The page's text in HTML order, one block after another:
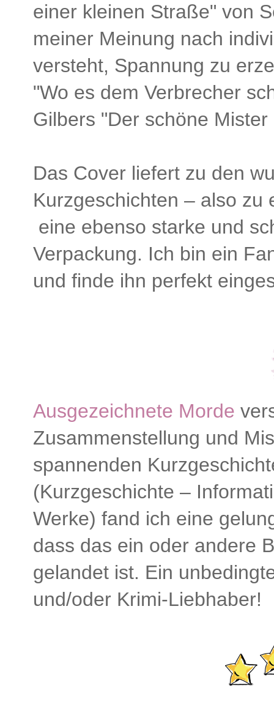
einer kleinen Straße" von
meiner Meinung nach
versteht, Spannung zu
"Wo es dem Verbrecher
Gilbers "Der schöne
Das Cover liefert zu den
Kurzgeschichten – also zu
eine ebenso starke und
Verpackung. Ich bin ein
und finde ihn perfekt
Ausgezeichnete Morde
Zusammenstellung und
spannenden
(Kurzgeschichte –
Werke) fand ich eine
dass das ein oder andere
gelandet ist. Ein
und/oder Krimi-Liebhaber!